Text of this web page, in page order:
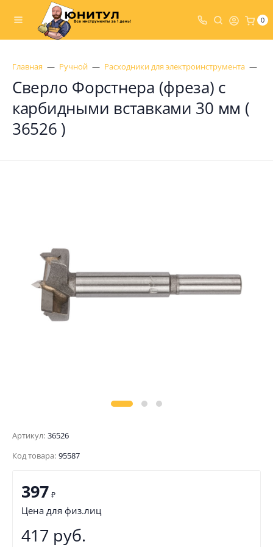
0
Главная Ручной Расходники для электроинструмента
Сверло Форстнера (фреза) с
карбидными вставками 30 мм (
36526 )
Артикул: 36526
Код товара: 95587
397 ₽
Цена для физ.лиц
417 руб.